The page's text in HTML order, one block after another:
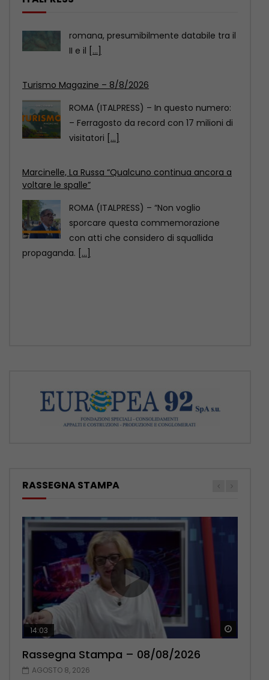
Turismo Magazine – 8/8/2026
visitatori[...]
Marcinelle, La Russa “Qualcuno continua ancora a
voltare le spalle”
sporcare questa commemorazione
con atti che considero di squallida
propaganda.[...]
Scoperto un relitto romano con centinaia di anfore
al largo di Mazara del Vallo
RASSEGNA STAMPA
14:03
Rassegna Stampa – 08/08/2026
AGOSTO 8, 2026
16:38
Rassegna Stampa – 07/08/2026
AGOSTO 7, 2026